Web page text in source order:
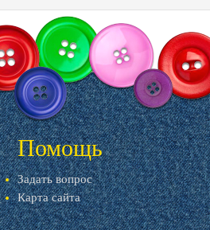
Помощь
Задать вопрос
Карта сайта